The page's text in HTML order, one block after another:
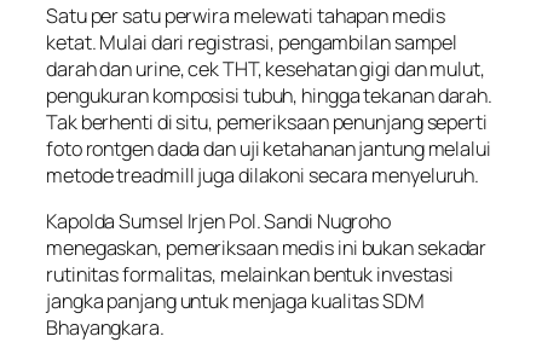
Satu per satu perwira melewati tahapan medis
ketat. Mulai dari registrasi, pengambilan sampel
darah dan urine, cek THT, kesehatan gigi dan mulut,
pengukuran komposisi tubuh, hingga tekanan darah.
Tak berhenti di situ, pemeriksaan penunjang seperti
foto rontgen dada dan uji ketahanan jantung melalui
metodetreadmilljuga dilakoni secara menyeluruh.
Kapolda Sumsel Irjen Pol. Sandi Nugroho
menegaskan, pemeriksaan medis ini bukan sekadar
rutinitas formalitas, melainkan bentuk investasi
jangka panjang untuk menjaga kualitas SDM
Bhayangkara.